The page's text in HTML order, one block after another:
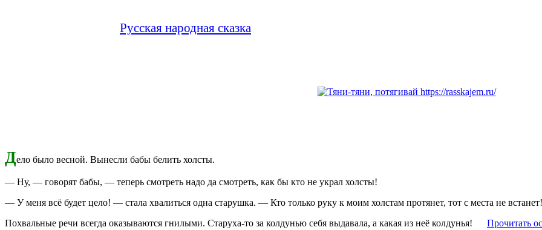
Русская народная сказка
Дело было весной. Вынесли бабы белить холсты.
— Ну, — говорят бабы, — теперь смотреть надо да смотреть, как бы кто не украл холсты!
— У меня всё будет цело! — стала хвалиться одна старушка. — Кто только руку к моим холстам протянет, тот с места не встанет!
Похвальные речи всегда оказываются гнилыми. Старуха-то за колдунью себя выдавала, а какая из неё колдунья! Прочитать